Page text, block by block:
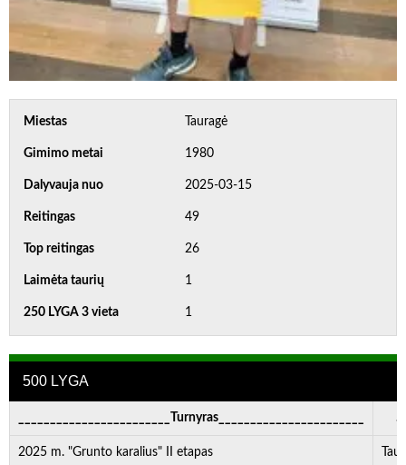
Miestas Tauragė
Gimimo metai 1980
Dalyvauja nuo 2025-03-15
Reitingas 49
Top reitingas 26
Laimėta taurių 1
250 LYGA 3 vieta 1
500 LYGA
________________________Turnyras_______________________ . .
2025 m. "Grunto karalius" II etapas